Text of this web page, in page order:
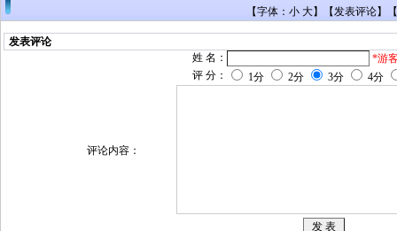
【字体：小 大】【发表评论】【
发表评论
姓 名：
*游
评 分：
1分 2分 3分 4分
评论内容：